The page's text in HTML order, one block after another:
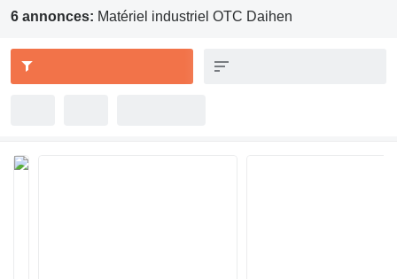
6 annonces: Matériel industriel OTC Daihen